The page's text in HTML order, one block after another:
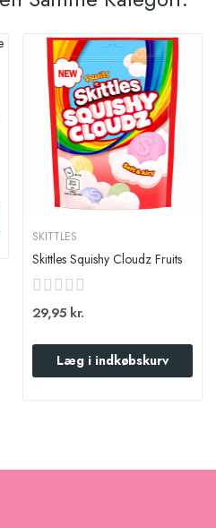
SKITTLES
Skittles Squishy Cloudz Fruits
29,95 kr.
Læg i indkøbskurv